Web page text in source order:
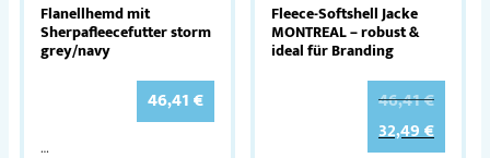
Flanellhemd mit
Sherpafleecefutter storm
grey/​navy
46,41€
…
Fleece-Softshell Jacke
MONTREAL – robust &
ideal für Branding
46,41€
32,49€